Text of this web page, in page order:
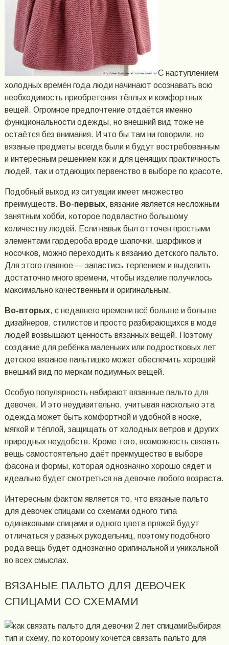
С наступлением
холодных времён года люди начинают осознавать всю
необходимость приобретения тёплых и комфортных
вещей. Огромное предпочтение отдаётся именно
функциональности одежды, но внешний вид тоже не
остаётся без внимания. И что бы там ни говорили, но
вязаные предметы всегда были и будут востребованным
и интересным решением как и для ценящих практичность
людей, так и отдающих первенство в выборе по красоте.
Подобный выход из ситуации имеет множество
преимуществ. Во-первых, вязание является несложным
занятным хобби, которое подвластно большому
количеству людей. Если навык был отточен простыми
элементами гардероба вроде шапочки, шарфиков и
носочков, можно переходить к вязанию детского пальто.
Для этого главное — запастись терпением и выделить
достаточно много времени, чтобы изделие получилось
максимально качественным и оригинальным.
Во-вторых, с недавнего времени всё больше и больше
дизайнеров, стилистов и просто разбирающихся в моде
людей возвышают ценность вязанных вещей. Поэтому
создание для ребёнка маленьких или подростковых лет
детское вязаное пальтишко может обеспечить хороший
внешний вид по меркам подиумных вещей.
Особую популярность набирают вязанные пальто для
девочек. И это неудивительно, учитывая насколько эта
одежда может быть комфортной и удобной в носке,
мягкой и тёплой, защищать от холодных ветров и других
природных неудобств. Кроме того, возможность связать
вещь самостоятельно даёт преимущество в выборе
фасона и формы, которая однозначно хорошо сядет и
идеально будет смотреться на девочке любого возраста.
Интересным фактом является то, что вязаные пальто
для девочек спицами со схемами одного типа
одинаковыми спицами и одного цвета пряжей будут
отличаться у разных рукодельниц, поэтому подобного
рода вещь будет однозначно оригинальной и уникальной
во всех смыслах.
ВЯЗАНЫЕ ПАЛЬТО ДЛЯ ДЕВОЧЕК
СПИЦАМИ СО СХЕМАМИ
Выбирая
тип и схему, по которому хочется связать пальто для